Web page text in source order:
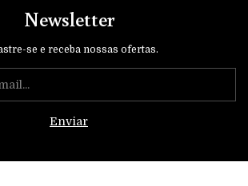
Newsletter
se e receba nossas ofertas.